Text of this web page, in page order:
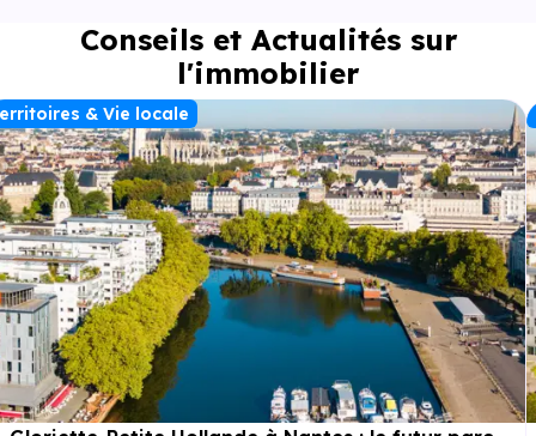
Conseils et Actualités sur
l'immobilier
& Vie locale